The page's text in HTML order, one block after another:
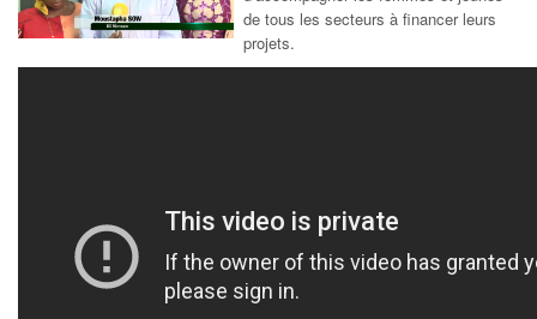
de tous les secteurs à financer leurs
projets.